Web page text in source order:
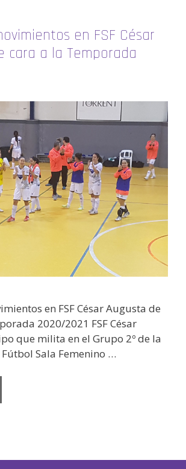
en FSF César
cara a la Temporada
en FSF César Augusta de
2020/2021 FSF César
que milita en el Grupo 2º de la
Fútbol Sala Femenino …